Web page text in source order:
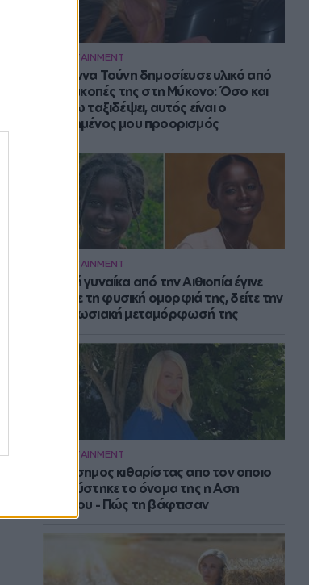
ENTERTAINMENT
Η Ιωάννα Τούνη δημοσίευσε υλικό από
τις διακοπές της στη Μύκονο: Όσο και
αν έχω ταξιδέψει, αυτός είναι ο
αγαπημένος μου προορισμός
ENTERTAINMENT
Νεαρή γυναίκα από την Αιθιοπία έγινε
viral με τη φυσική ομορφιά της, δείτε την
εντυπωσιακή μεταμόρφωσή της
ENTERTAINMENT
Ο διάσημος κιθαρίστας απο τον οποιο
εμπνεύστηκε το όνομα της η Αση
Μπήλιου - Πώς τη βάφτισαν